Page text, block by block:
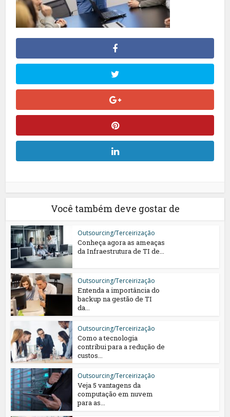
Você também deve gostar de
Outsourcing/Terceirização
Conheça agora as ameaças
da Infraestrutura de TI de...
Outsourcing/Terceirização
Entenda a importância do
backup na gestão de TI
da...
Outsourcing/Terceirização
Como a tecnologia
contribui para a redução de
custos...
Outsourcing/Terceirização
Veja 5 vantagens da
computação em nuvem
para as...